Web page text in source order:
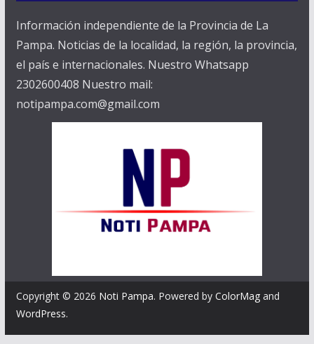
Información independiente de la Provincia de La
Pampa. Noticias de la localidad, la región, la provincia,
el país e internacionales. Nuestro Whatsapp
2302600408 Nuestro mail:
notipampa.com@gmail.com
Copyright © 2026 Noti Pampa. Powered by ColorMagand
WordPress.